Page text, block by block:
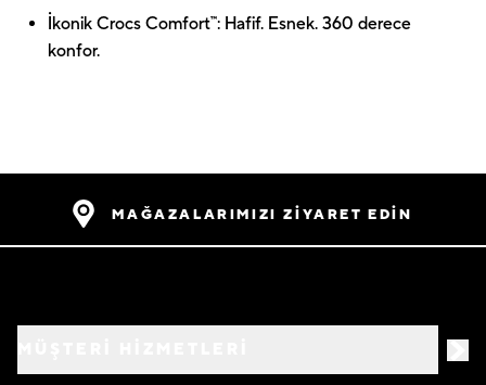
İkonik Crocs Comfort™: Hafif. Esnek. 360 derece
konfor.
MAĞAZALARIMIZI ZİYARET EDİN